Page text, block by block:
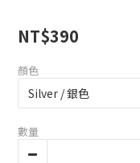
NT$390
顏色
數量